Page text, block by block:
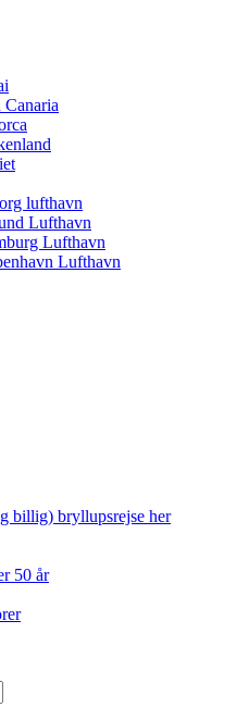
lufthavn
Lufthavn
Lufthavn
Lufthavn
billig) bryllupsrejse her
50 år